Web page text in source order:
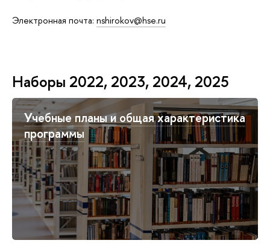
Электронная почта: nshirokov@hse.ru
Наборы 2022, 2023, 2024, 2025
Учебные планы и общая характеристика
программы